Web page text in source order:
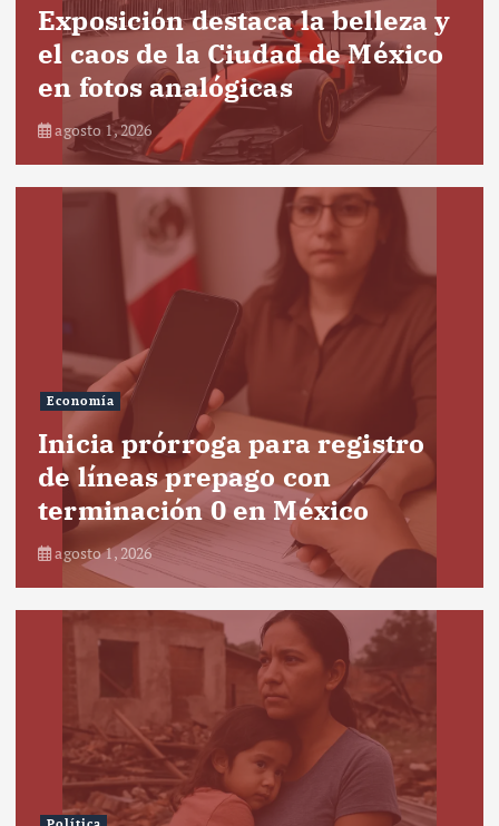
Exposición destaca la belleza y
el caos de la Ciudad de México
en fotos analógicas
agosto 1, 2026
Economía
Inicia prórroga para registro
de líneas prepago con
terminación 0 en México
agosto 1, 2026